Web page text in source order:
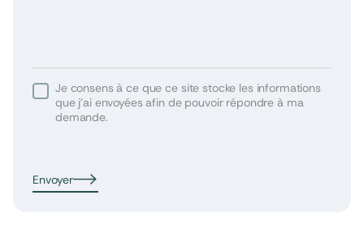
Je consens à ce que ce site stocke les informations
que j’ai envoyées afin de pouvoir répondre à ma
demande.
Envoyer